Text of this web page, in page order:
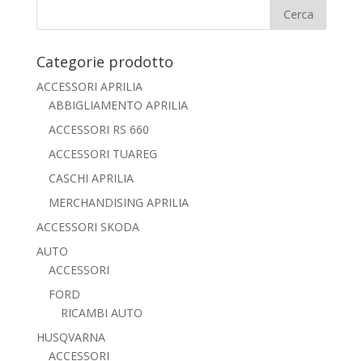
Categorie prodotto
ACCESSORI APRILIA
ABBIGLIAMENTO APRILIA
ACCESSORI RS 660
ACCESSORI TUAREG
CASCHI APRILIA
MERCHANDISING APRILIA
ACCESSORI SKODA
AUTO
ACCESSORI
FORD
RICAMBI AUTO
HUSQVARNA
ACCESSORI